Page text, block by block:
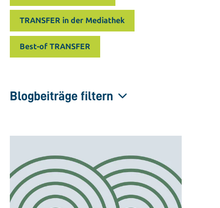
TRANSFER in der Mediathek
Best-of TRANSFER
Blogbeiträge filtern